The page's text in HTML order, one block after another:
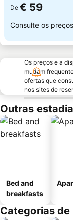
De € 59
Consulte os
Os preços e a
mudam
ofertas que
nos sites de
Outras
Bed and
breakfasts
Categorias